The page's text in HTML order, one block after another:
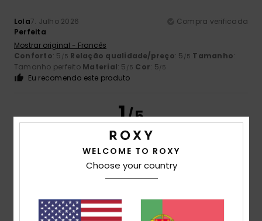
Lola7. Julho 2026
Compra verificada
Perfeita
Mostrar original - Francês
Conforto: 5 /5 Relação qualidade/preço: 5 /5 Tamanho:
Tamanho perfeito Material: 5 /5 Cor: 5/5
Eu recomendo este produto
1/5
6. Julho 2026
Compra verificada
cor completamente diferente da das fotos
Conforto: 4/5 Relação qualidade/preço
Tamanho perfeitoMaterial: 5 : 1/5
WELCOME TO ROXY
Choose your country